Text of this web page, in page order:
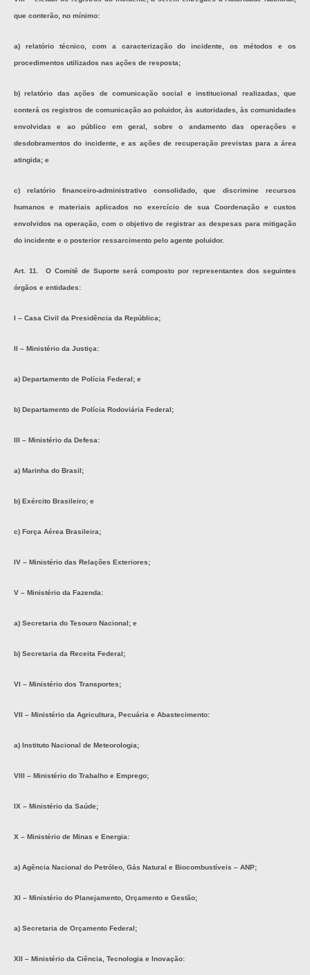
que conterão, no mínimo:
a) relatório técnico, com a caracterização do incidente, os métodos e os
procedimentos utilizados nas ações de resposta;
b) relatório das ações de comunicação social e institucional realizadas, que
conterá os registros de comunicação ao poluidor, às autoridades, às comunidades
envolvidas e ao público em geral, sobre o andamento das operações e
desdobramentos do incidente, e as ações de recuperação previstas para a área
atingida; e
c) relatório financeiro-administrativo consolidado, que discrimine recursos
humanos e materiais aplicados no exercício de sua Coordenação e custos
envolvidos na operação, com o objetivo de registrar as despesas para mitigação
do incidente e o posterior ressarcimento pelo agente poluidor.
Art. 11. O Comitê de Suporte será composto por representantes dos seguintes
órgãos e entidades:
I – Casa Civil da Presidência da República;
II – Ministério da Justiça:
a) Departamento de Polícia Federal; e
b) Departamento de Polícia Rodoviária Federal;
III – Ministério da Defesa:
a) Marinha do Brasil;
b) Exército Brasileiro; e
c) Força Aérea Brasileira;
IV – Ministério das Relações Exteriores;
V – Ministério da Fazenda:
a) Secretaria do Tesouro Nacional; e
b) Secretaria da Receita Federal;
VI – Ministério dos Transportes;
VII – Ministério da Agricultura, Pecuária e Abastecimento:
a) Instituto Nacional de Meteorologia;
VIII – Ministério do Trabalho e Emprego;
IX – Ministério da Saúde;
X – Ministério de Minas e Energia:
a) Agência Nacional do Petróleo, Gás Natural e Biocombustíveis – ANP;
XI – Ministério do Planejamento, Orçamento e Gestão;
a) Secretaria de Orçamento Federal;
XII – Ministério da Ciência, Tecnologia e Inovação: